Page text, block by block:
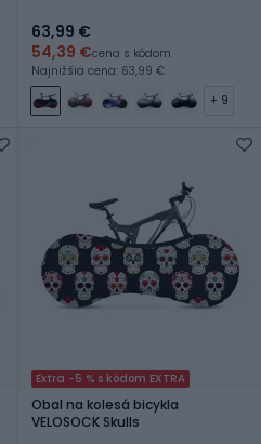
63,99 €
54,39 €cena s kódom
Najnižšia cena: 63,99 €
+ 9
Extra -5 % s kódom EXTRA
Obal na kolesá bicykla
VELOSOCK Skulls